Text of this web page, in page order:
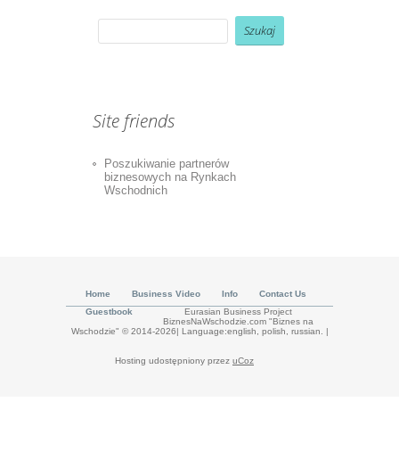
Site friends
Poszukiwanie partnerów
biznesowych na Rynkach
Wschodnich
Home Business Video Info
Contact Us
Guestbook
Eurasian Business Project
BiznesNaWschodzie.com "Biznes na
Wschodzie" © 2014-2026| Language:english, polish, russian.
|
Hosting udostępniony przez uCoz